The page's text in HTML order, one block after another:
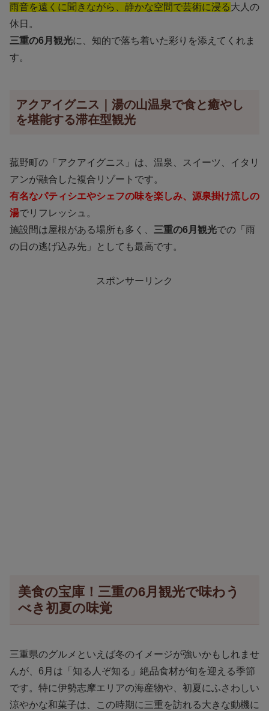
雨音を遠くに聞きながら、静かな空間で芸術に浸る大人の
休日。
三重の6月観光に、知的で落ち着いた彩りを添えてくれま
す。
アクアイグニス｜湯の山温泉で食と癒やし
を堪能する滞在型観光
菰野町の「アクアイグニス」は、温泉、スイーツ、イタリ
アンが融合した複合リゾートです。
有名なパティシエやシェフの味を楽しみ、源泉掛け流しの
湯でリフレッシュ。
施設間は屋根がある場所も多く、 三重の6月観光での「雨
の日の逃げ込み先」としても最高です。
スポンサーリンク
美食の宝庫！三重の6月観光で味わう
べき初夏の味覚
三重県のグルメといえば冬のイメージが強いかもしれませ
んが、6月は「知る人ぞ知る」絶品食材が旬を迎える季節
です。特に伊勢志摩エリアの海産物や、初夏にふさわしい
涼やかな和菓子は、この時期に三重を訪れる大きな動機に